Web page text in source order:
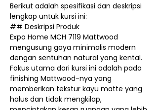
Berikut adalah spesifikasi dan deskripsi
lengkap untuk kursi ini:
## Deskripsi Produk
Expo Home MCH 7119 Mattwood
mengusung gaya minimalis modern
dengan sentuhan natural yang kental.
Fokus utama dari kursi ini adalah pada
finishing Mattwood-nya yang
memberikan tekstur kayu matte yang
halus dan tidak mengkilap,